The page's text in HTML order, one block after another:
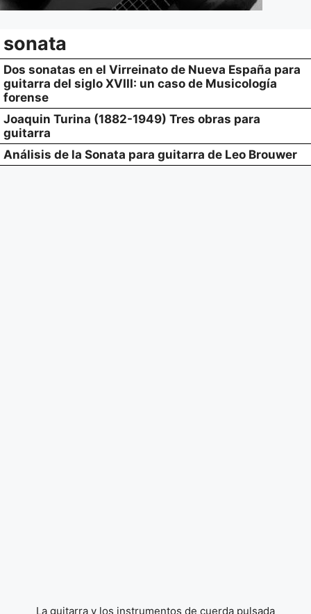
sonata
Dos sonatas en el Virreinato de Nueva España para
guitarra del siglo XVIII: un caso de Musicología
forense
Joaquin Turina (1882-1949) Tres obras para
guitarra
Análisis de la Sonata para guitarra de Leo Brouwer
La guitarra y los instrumentos de cuerda pulsada